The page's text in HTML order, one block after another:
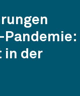
Pandemie:
in der